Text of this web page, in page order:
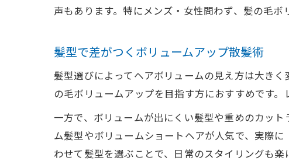
ト
声もあります。特にメンズ・女性問わず、髪の毛
髪型で差がつくボリュームアップ散髪術
髪型選びによってヘアボリュームの見え方は大き
の毛ボリュームアップを目指す方におすすめです
一方で、ボリュームが出にくい髪型や重めのカッ
ム髪型やボリュームショートヘアが人気で、実際
わせて髪型を選ぶことで、日常のスタイリングも楽